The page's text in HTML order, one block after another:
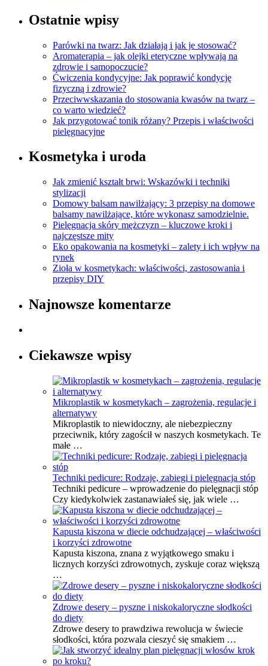
Ostatnie wpisy
Parówki na twarz: Jak działają i jak je stosować?
Aromaterapia – jak olejki eteryczne wpływają na
zdrowie i samopoczucie?
Ćwiczenia kondycyjne: Jak poprawić kondycję
fizyczną i zdrowie?
Przeciwwskazania do stosowania kwasów na twarz –
co warto wiedzieć?
Jak przygotować tonik różany? Przepis i właściwości
pielęgnacyjne
Kosmetyka i uroda
Jak zmienić kształt brwi: Wskazówki i techniki
stylizacji
Domowy balsam nawilżający: 3 przepisy na domowe
balsamy nawilżające, które wykonasz samodzielnie.
Pielęgnacja skóry mężczyzn – kluczowe kroki i
najczęstsze mity
Eko opakowania na kosmetyki – zalety i ich wpływ na
rynek
Zioła w kosmetykach: właściwości, zastosowania i
przepisy DIY
Najnowsze komentarze
Ciekawsze wpisy
Mikroplastik w kosmetykach – zagrożenia, regulacje i
alternatywy
Mikroplastik to niewidoczny, ale niebezpieczny
przeciwnik, który zagościł w naszych kosmetykach. Te
małe …
Techniki pedicure: Rodzaje, zabiegi i pielęgnacja stóp
Techniki pedicure – wprowadzenie do pielęgnacji stóp
Czy kiedykolwiek zastanawiałeś się, jak wiele …
Kapusta kiszona w diecie odchudzającej – właściwości
i korzyści zdrowotne
Kapusta kiszona, znana z wyjątkowego smaku i
licznych korzyści zdrowotnych, zyskuje coraz większą
…
Zdrowe desery – pyszne i niskokaloryczne słodkości
do diety
Zdrowe desery to prawdziwa rewolucja w świecie
słodkości, która pozwala cieszyć się smakiem …